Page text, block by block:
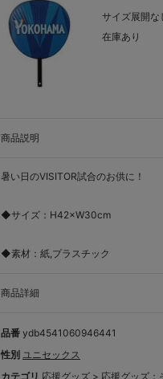
サイズ展開な
在庫あり
商品説明
暑い日のVISITOR試合のお供に！
◆サイズ：H42×W30cm
◆素材：紙,プラスチック
商品詳細
品番 ydb4541060946441
性別 ユニセックス
カテゴリ 応援グッズ > 応援グッズ：